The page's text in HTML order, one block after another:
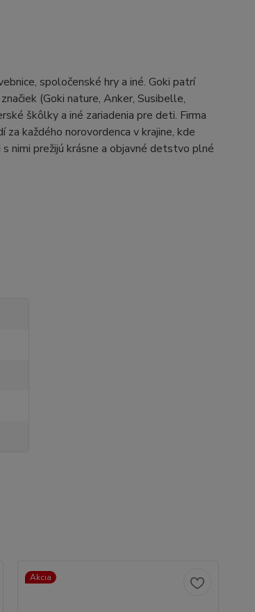
spoločenské hry a iné. Goki patrí
(Goki nature, Anker, Susibelle,
škôlky a iné zariadenia pre deti. Firma
každého norovordenca v krajine, kde
nimi prežijú krásne a objavné detstvo plné
Akcia